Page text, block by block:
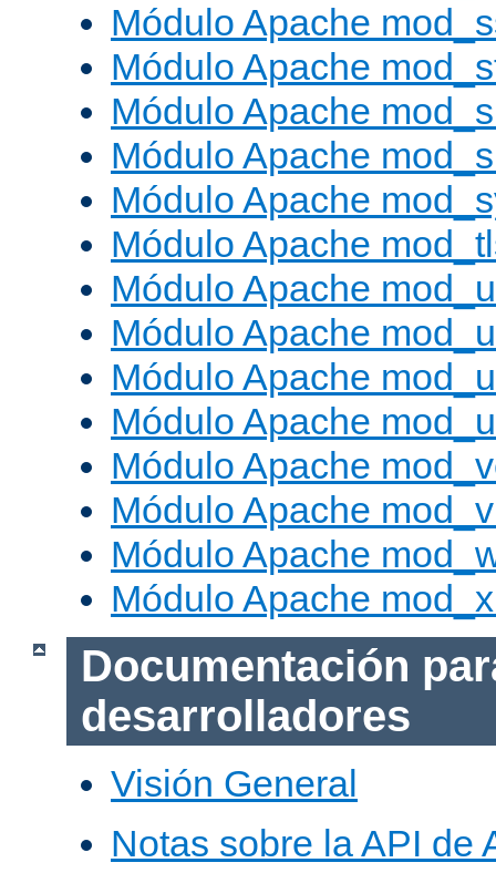
Módulo Apache
Módulo Apache
Módulo Apache
Módulo Apache
Módulo Apache
Módulo Apache
Módulo Apache
Módulo Apache
Módulo Apache
Módulo Apache
Módulo Apache
Módulo Apache
Módulo Apache
Módulo Apache
Documentación
desarrolladores
Visión General
Notas sobre la API de